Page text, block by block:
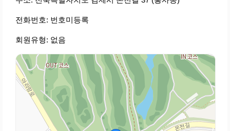
전화번호: 번호미등록
회원유형: 없음